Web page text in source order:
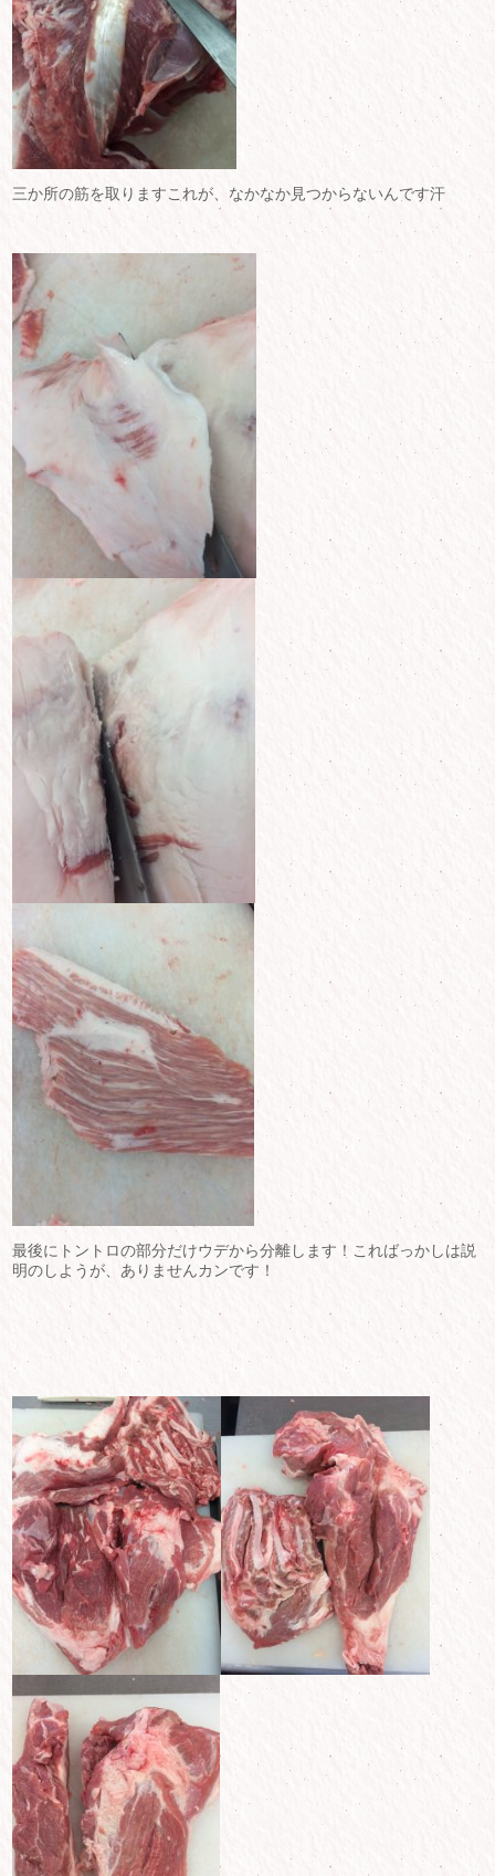
三か所の筋を取りますこれが、なかなか見つからないんです汗
最後にトントロの部分だけウデから分離します！こればっかしは説
明のしようが、ありませんカンです！